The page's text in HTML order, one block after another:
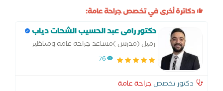
دكاترة أخرى في تخصص جراحة عامة:
دكتور رامى عبد الحسيب الشحات دياب
زميل (مدرس )مساعد جراحه عامه ومناظير
وجراحه اورام وجهاز هضمي
76
دكتور تخصص جراحة عامة